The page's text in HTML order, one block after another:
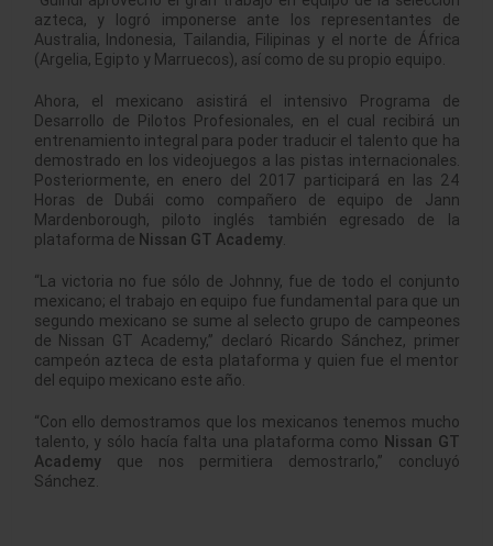
azteca, y logró imponerse ante los representantes de
Australia, Indonesia, Tailandia, Filipinas y el norte de África
(Argelia, Egipto y Marruecos), así como de su propio equipo.
Ahora, el mexicano asistirá el intensivo Programa de
Desarrollo de Pilotos Profesionales, en el cual recibirá un
entrenamiento integral para poder traducir el talento que ha
demostrado en los videojuegos a las pistas internacionales.
Posteriormente, en enero del 2017 participará en las 24
Horas de Dubái como compañero de equipo de Jann
Mardenborough, piloto inglés también egresado de la
plataforma de Nissan GT Academy.
“La victoria no fue sólo de Johnny, fue de todo el conjunto
mexicano; el trabajo en equipo fue fundamental para que un
segundo mexicano se sume al selecto grupo de campeones
de Nissan GT Academy,” declaró Ricardo Sánchez, primer
campeón azteca de esta plataforma y quien fue el mentor
del equipo mexicano este año.
“Con ello demostramos que los mexicanos tenemos mucho
talento, y sólo hacía falta una plataforma como Nissan GT
Academyque nos permitiera demostrarlo,” concluyó
Sánchez.